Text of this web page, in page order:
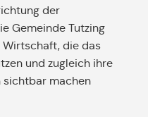
der
Gemeinde Tutzing
Wirtschaft, die das
und zugleich ihre
sichtbar machen